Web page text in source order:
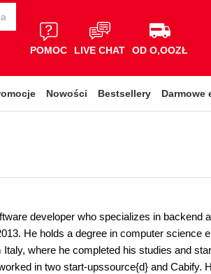
POMOC LIVE CHAT OD O,OOZŁ
Nowości Bestsellery Darmowe
developer who specializes in backend
He holds a degree in computer science
where he completed his studies and
in two start-upssource{d} and